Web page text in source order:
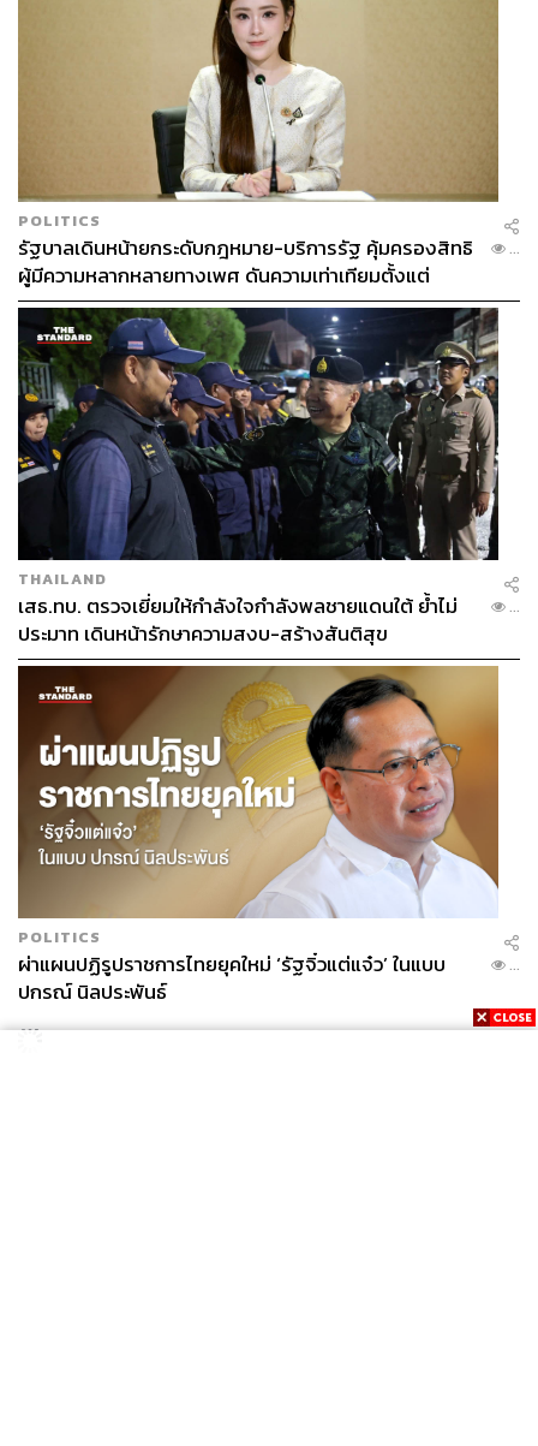
POLITICS
รัฐบาลเดินหน้ายกระดับกฎหมาย-บริการรัฐ คุ้มครองสิทธิ
ผู้มีความหลากหลายทางเพศ ดันความเท่าเทียมตั้งแต่
หลักสูตรในห้องเรียนถึงที่ทำงาน
...
THAILAND
เสธ.ทบ. ตรวจเยี่ยมให้กำลังใจกำลังพลชายแดนใต้ ย้ำไม่
ประมาท เดินหน้ารักษาความสงบ-สร้างสันติสุข
...
POLITICS
ผ่าแผนปฏิรูปราชการไทยยุคใหม่ ‘รัฐจิ๋วแต่แจ๋ว’ ในแบบ
ปกรณ์ นิลประพันธ์
...